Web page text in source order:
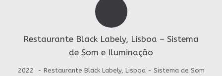
Restaurante Black Labely, Lisboa – Sistema
de Som e Iluminação
2022 - Restaurante Black Labely, Lisboa - Sistema de Som